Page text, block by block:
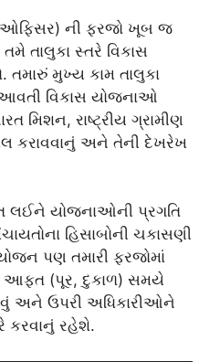
ઓફિસર) ની ફરજો ખૂબ જ
તાલુકા સ્તરે વિકાસ
તમારું મુખ્ય કામ તાલુકા
આવતી વિકાસ યોજનાઓ
મિશન, રાષ્ટ્રીય ગ્રામીણ
કરાવવાનું અને તેની દેખરેખ
લઈને યોજનાઓની પ્રગતિ
હિસાબોની ચકાસણી
પણ તમારી ફરજોમાં
આફત (પૂર, દુકાળ) સમયે
અને ઉપરી અધિકારીઓને
કરવાનું રહેશે.